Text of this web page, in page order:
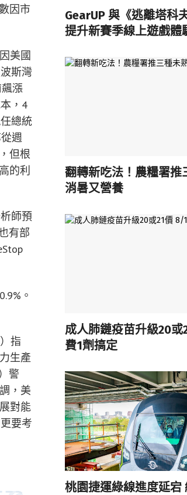
因市
美國
斯灣
漲
，4
總統
週
但根
的利
師預
有部
。
指
生產
警
，美
對能
要考
GearUP 與《逃離塔科
提升新賽季線上遊戲體
翻轉新吃法！農糧署推
消暑又營養
成人肺鏈疫苗升級20
費1劑搞定
桃園捷運綠線進度延宕